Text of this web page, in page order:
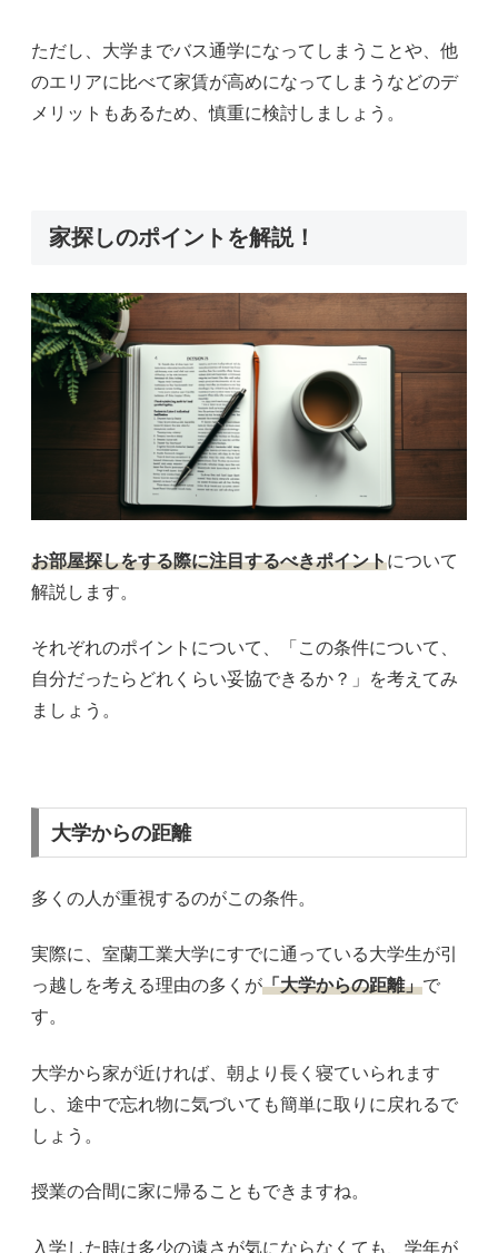
ただし、大学までバス通学になってしまうことや、他
のエリアに比べて家賃が高めになってしまうなどのデ
メリットもあるため、慎重に検討しましょう。
家探しのポイントを解説！
お部屋探しをする際に注目するべきポイントについて
解説します。
それぞれのポイントについて、「この条件について、
自分だったらどれくらい妥協できるか？」を考えてみ
ましょう。
大学からの距離
多くの人が重視するのがこの条件。
実際に、室蘭工業大学にすでに通っている大学生が引
っ越しを考える理由の多くが「大学からの距離」で
す。
大学から家が近ければ、朝より長く寝ていられます
し、途中で忘れ物に気づいても簡単に取りに戻れるで
しょう。
授業の合間に家に帰ることもできますね。
入学した時は多少の遠さが気にならなくても、学年が